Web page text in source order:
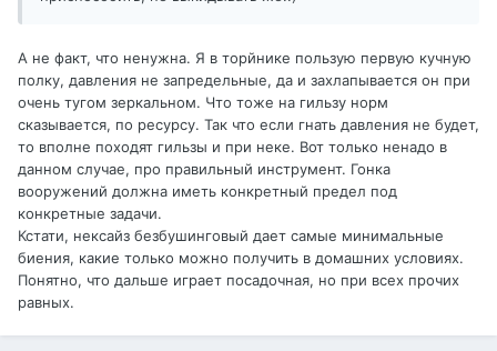
А не факт, что ненужна. Я в торйнике пользую первую кучную
полку, давления не запредельные, да и захлапывается он при
очень тугом зеркальном. Что тоже на гильзу норм
сказывается, по ресурсу. Так что если гнать давления не будет,
то вполне походят гильзы и при неке. Вот только ненадо в
данном случае, про правильный инструмент. Гонка
вооружений должна иметь конкретный предел под
конкретные задачи.
Кстати, нексайз безбушинговый дает самые минимальные
биения, какие только можно получить в домашних условиях.
Понятно, что дальше играет посадочная, но при всех прочих
равных.